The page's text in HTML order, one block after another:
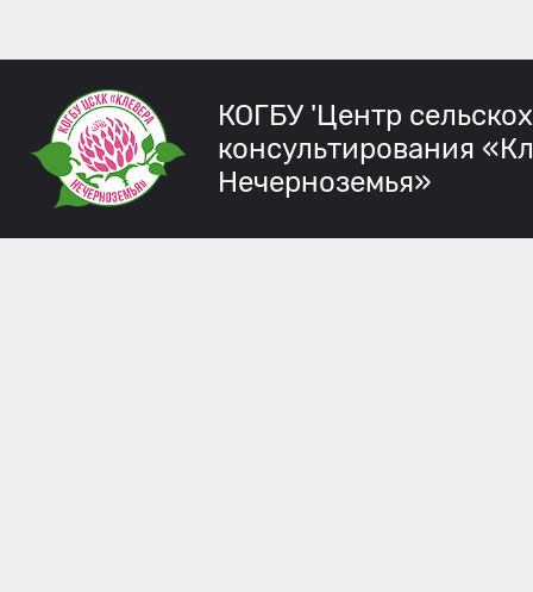
КОГБУ 'Центр
консультирования
Нечерноземья»